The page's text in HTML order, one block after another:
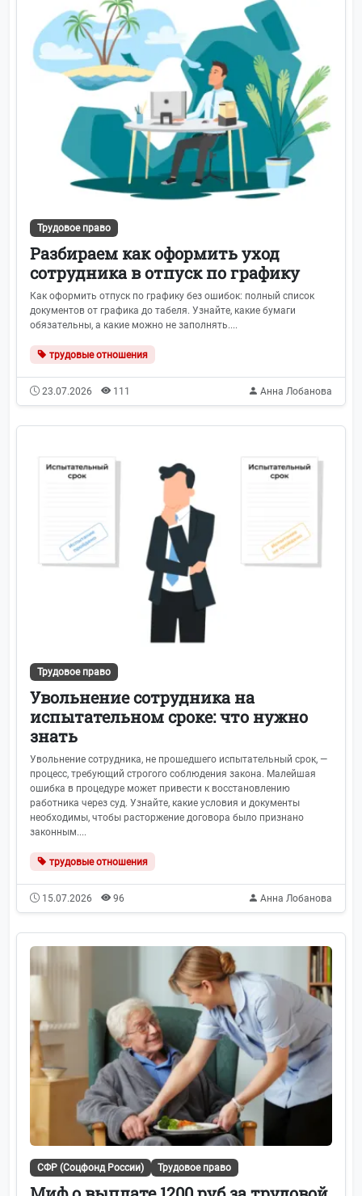
Трудовое право
Разбираем как оформить уход
сотрудника в отпуск по графику
Как оформить отпуск по графику без ошибок: полный список
документов от графика до табеля. Узнайте, какие бумаги
обязательны, а какие можно не заполнять....
трудовые отношения
23.07.2026 111 Анна Лобанова
Трудовое право
Увольнение сотрудника на
испытательном сроке: что нужно
знать
Увольнение сотрудника, не прошедшего испытательный срок, —
процесс, требующий строгого соблюдения закона. Малейшая
ошибка в процедуре может привести к восстановлению
работника через суд. Узнайте, какие условия и документы
необходимы, чтобы расторжение договора было признано
законным....
трудовые отношения
15.07.2026 96 Анна Лобанова
СФР (Соцфонд России) Трудовое право